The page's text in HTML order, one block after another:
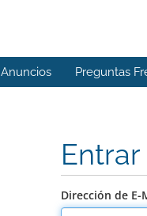
Anuncios Preguntas
Entrar
Dirección de E-